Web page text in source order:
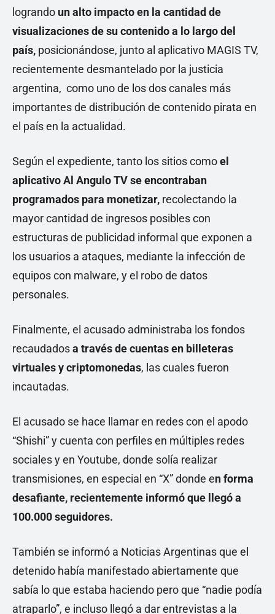
logrando un alto impacto en la cantidad de
visualizaciones de su contenido a lo largo del
país, posicionándose, junto al aplicativo MAGIS TV,
recientemente desmantelado por la justicia
argentina, como uno de los dos canales más
importantes de distribución de contenido pirata en
el país en la actualidad.
Según el expediente, tanto los sitios comoel
aplicativo Al Angulo TV se encontraban
programados para monetizar, recolectando la
mayor cantidad de ingresos posibles con
estructuras de publicidad informal que exponen a
los usuarios a ataques, mediante la infección de
equipos con malware, y el robo de datos
personales.
Finalmente, el acusado administraba los fondos
recaudadosa través de cuentas en billeteras
virtuales y criptomonedas, las cuales fueron
incautadas.
El acusado se hace llamar en redes con el apodo
“Shishi” y cuenta con perfiles en múltiples redes
sociales y en Youtube, donde solía realizar
transmisiones, en especial en “X” donde en forma
desafiante, recientemente informó que llegó a
100.000 seguidores.
También se informó a Noticias Argentinas que el
detenido había manifestado abiertamente que
sabía lo que estaba haciendo pero que “nadie podía
atraparlo”, e incluso llegó a dar entrevistas a la